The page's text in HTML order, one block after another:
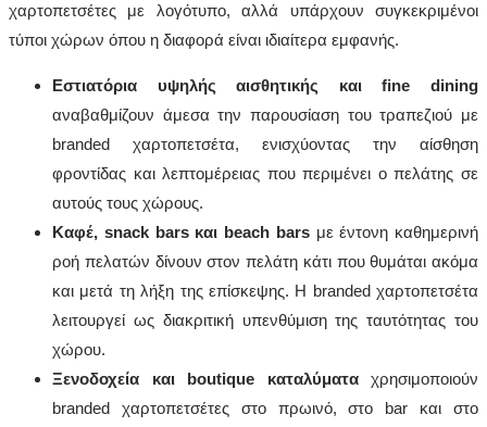
χαρτοπετσέτες με λογότυπο, αλλά υπάρχουν συγκεκριμένοι
τύποι χώρων όπου η διαφορά είναι ιδιαίτερα εμφανής.
Εστιατόρια υψηλής αισθητικής και fine dining
αναβαθμίζουν άμεσα την παρουσίαση του τραπεζιού με
branded χαρτοπετσέτα, ενισχύοντας την αίσθηση
φροντίδας και λεπτομέρειας που περιμένει ο πελάτης σε
αυτούς τους χώρους.
Καφέ, snack bars και beach barsμε έντονη καθημερινή
ροή πελατών δίνουν στον πελάτη κάτι που θυμάται ακόμα
και μετά τη λήξη της επίσκεψης. Η branded χαρτοπετσέτα
λειτουργεί ως διακριτική υπενθύμιση της ταυτότητας του
χώρου.
Ξενοδοχεία και boutique καταλύματαχρησιμοποιούν
branded χαρτοπετσέτες στο πρωινό, στο bar και στο